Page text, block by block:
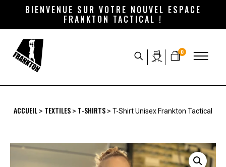
BIENVENUE SUR VOTRE NOUVEL ESPACE
FRANKTON TACTICAL !
0
ACCUEIL > TEXTILES > T-SHIRTS > T-Shirt Unisex Frankton Tactical